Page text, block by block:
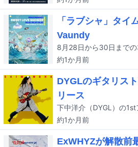
「ラブシャ」タ
Vaundy
約1か月前
DYGLのギタリス
リース
約1か月前
ExWHYZが解散前